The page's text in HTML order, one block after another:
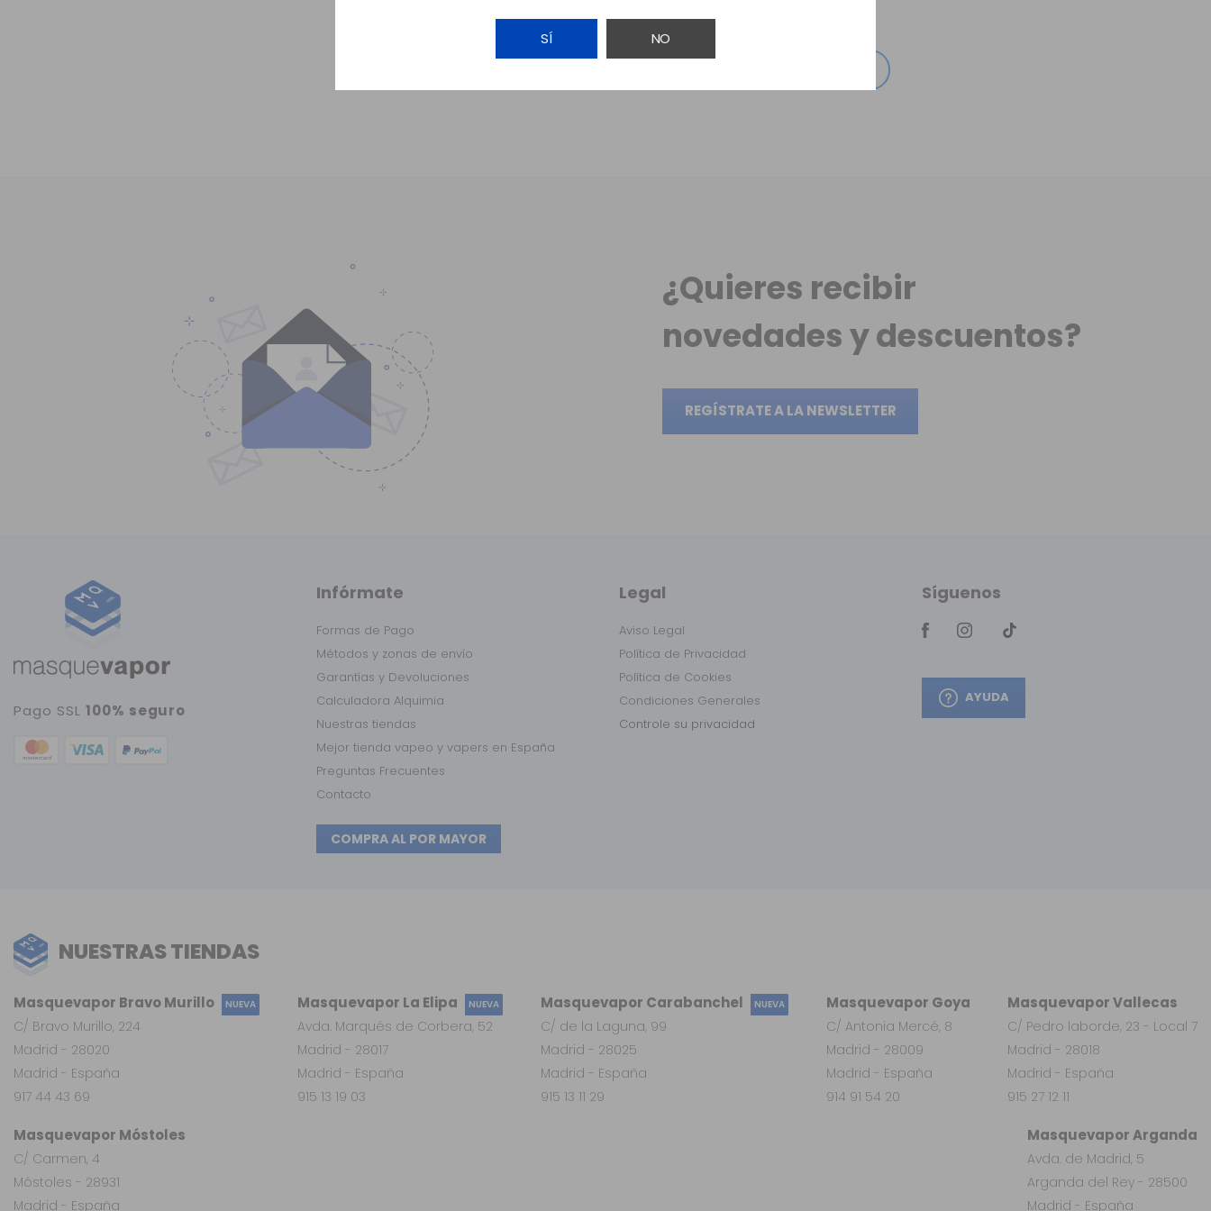
SÍ NO
Realice una nueva búsqueda sobre su interés
¿Quieres recibir
novedadesy descuentos?
REGÍSTRATE A LA NEWSLETTER
Pago SSL 100% seguro
Infórmate
Formas de Pago
Métodos y zonas de envío
Garantías y Devoluciones
Calculadora Alquimia
Nuestras tiendas
Mejor tienda vapeo y vapers en España
Preguntas Frecuentes
Contacto
COMPRA AL POR MAYOR
Legal
Aviso Legal
Política de Privacidad
Política de Cookies
Condiciones Generales
Controle su privacidad
Síguenos
AYUDA
NUESTRAS TIENDAS
Masquevapor Arganda
Avda. de Madrid, 5
Arganda del Rey - 28500
Madrid - España
Masquevapor Carabanchel NUEVA
C/ de la Laguna, 99
Madrid - 28025
Madrid - España
915 13 11 29
Masquevapor Vallecas
C/ Pedro laborde, 23 - Local 7
Madrid - 28018
Madrid - España
915 27 12 11
Masquevapor Móstoles
C/ Carmen, 4
Móstoles - 28931
Madrid - España
Masquevapor Goya
C/ Antonia Mercé, 8
Madrid - 28009
Madrid - España
914 91 54 20
Masquevapor La Elipa NUEVA
Avda. Marqués de Corbera, 52
Madrid - 28017
Madrid - España
915 13 19 03
Masquevapor Bravo Murillo NUEVA
C/ Bravo Murillo, 224
Madrid - 28020
Madrid - España
917 44 43 69